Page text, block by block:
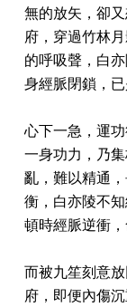
無的放矢，卻
府，穿過竹林
的呼吸聲，白
身經脈閉鎖，已
心下一急，運
一身功力，乃
亂，難以精通
衡，白亦陵不
頓時經脈逆衝，
而被九笙刻意
府，即便內傷